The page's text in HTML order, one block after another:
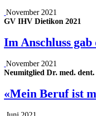
November 2021
GV IHV Dietikon 2021
Im Anschluss
November 2021
Neumitglied Dr. med.
«Mein Beruf ist